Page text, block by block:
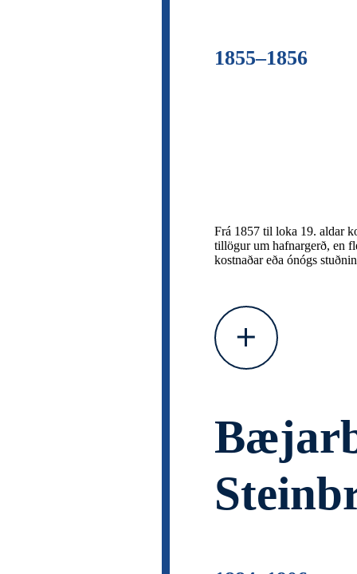
1855–1856
Frá 1857 til loka 19. aldar
tillögur um hafnargerð, en
kostnaðar eða ónógs